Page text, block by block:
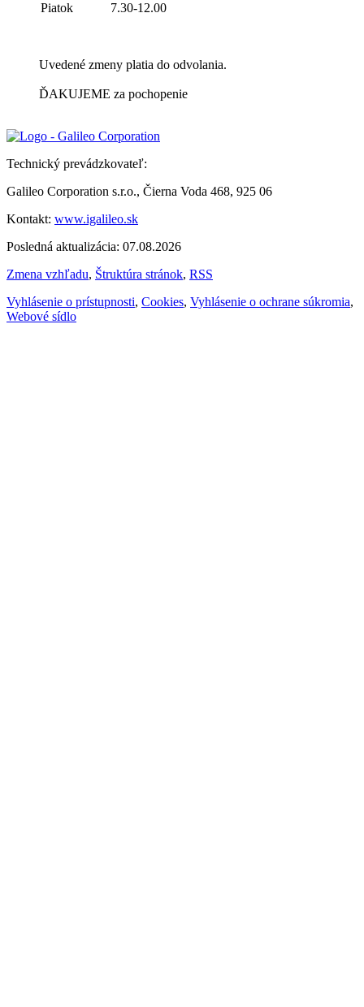
Piatok
7.30-12.00
Uvedené zmeny platia do odvolania.
ĎAKUJEME za pochopenie
Technický prevádzkovateľ:
Galileo Corporation s.r.o., Čierna Voda 468, 925 06
Kontakt: www.igalileo.sk
Posledná aktualizácia: 07.08.2026
Zmena vzhľadu, Štruktúra stránok, RSS
Vyhlásenie o prístupnosti, Cookies, Vyhlásenie o ochrane súkromia,
Webové sídlo